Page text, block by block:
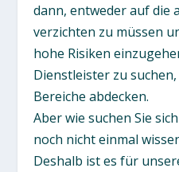
dann, entweder auf die
verzichten zu müssen
hohe Risiken
Dienstleister zu
Bereiche abdecken.
Aber wie suchen Sie
noch nicht einmal
Deshalb ist es für